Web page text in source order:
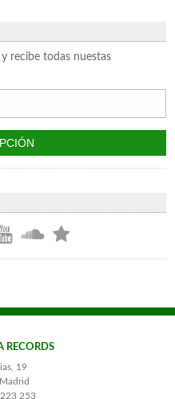
recibe todas nuestas
19
253